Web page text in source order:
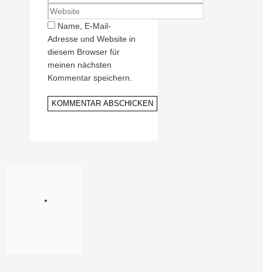
Mail-
Adresse
Website
Name, E-Mail-
Adresse und Website in
diesem Browser für
meinen nächsten
Kommentar speichern.